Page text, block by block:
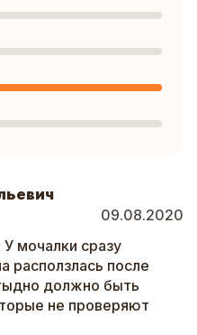
09.08.2020
мочалки сразу
расползлась после
должно быть
не проверяют